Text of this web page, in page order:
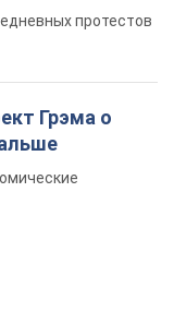
протестов
Грэма о